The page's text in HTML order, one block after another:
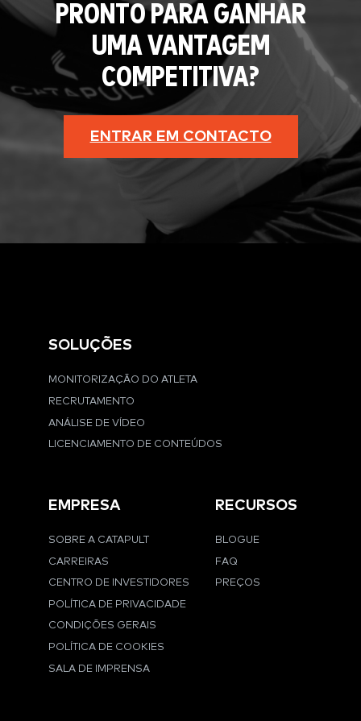
PRONTO PARA GANHAR
UMA VANTAGEM
COMPETITIVA?
ENTRAR EM CONTACTO
SOLUÇÕES
MONITORIZAÇÃO DO ATLETA
RECRUTAMENTO
ANÁLISE DE VÍDEO
LICENCIAMENTO DE CONTEÚDOS
EMPRESA
SOBRE A CATAPULT
CARREIRAS
CENTRO DE INVESTIDORES
POLÍTICA DE PRIVACIDADE
CONDIÇÕES GERAIS
POLÍTICA DE COOKIES
SALA DE IMPRENSA
RECURSOS
BLOGUE
FAQ
PREÇOS